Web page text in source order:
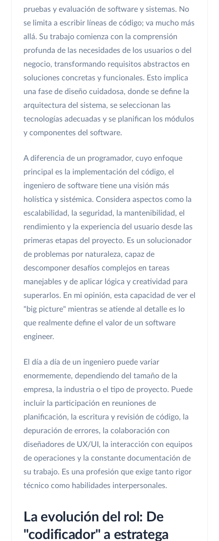
pruebas y evaluación de software y sistemas. No
se limita a escribir líneas de código; va mucho más
allá. Su trabajo comienza con la comprensión
profunda de las necesidades de los usuarios o del
negocio, transformando requisitos abstractos en
soluciones concretas y funcionales. Esto implica
una fase de diseño cuidadosa, donde se define la
arquitectura del sistema, se seleccionan las
tecnologías adecuadas y se planifican los módulos
y componentes del software.
A diferencia de un programador, cuyo enfoque
principal es la implementación del código, el
ingeniero de software tiene una visión más
holística y sistémica. Considera aspectos como la
escalabilidad, la seguridad, la mantenibilidad, el
rendimiento y la experiencia del usuario desde las
primeras etapas del proyecto. Es un solucionador
de problemas por naturaleza, capaz de
descomponer desafíos complejos en tareas
manejables y de aplicar lógica y creatividad para
superarlos. En mi opinión, esta capacidad de ver el
"big picture" mientras se atiende al detalle es lo
que realmente define el valor de un software
engineer.
El día a día de un ingeniero puede variar
enormemente, dependiendo del tamaño de la
empresa, la industria o el tipo de proyecto. Puede
incluir la participación en reuniones de
planificación, la escritura y revisión de código, la
depuración de errores, la colaboración con
diseñadores de UX/UI, la interacción con equipos
de operaciones y la constante documentación de
su trabajo. Es una profesión que exige tanto rigor
técnico como habilidades interpersonales.
La evolución del rol: De
"codificador" a estratega